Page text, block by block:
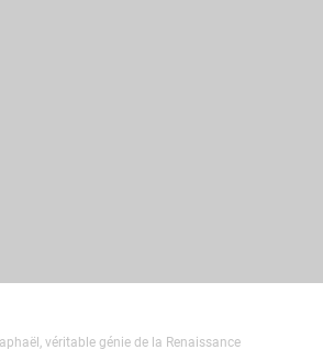
véritable génie de la Renaissance